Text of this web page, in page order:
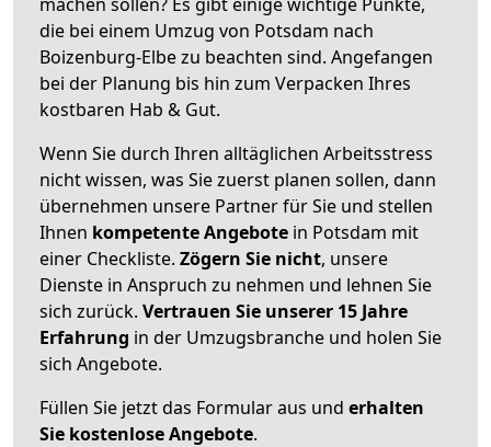
die bei einem Umzug von Potsdam nach
Boizenburg-Elbe zu beachten sind. Angefangen
bei der Planung bis hin zum Verpacken Ihres
kostbaren Hab & Gut.
Wenn Sie durch Ihren alltäglichen Arbeitsstress
nicht wissen, was Sie zuerst planen sollen, dann
übernehmen unsere Partner für Sie und stellen
Ihnen kompetente Angebote in Potsdam mit
einer Checkliste. Zögern Sie nicht, unsere
Dienste in Anspruch zu nehmen und lehnen Sie
sich zurück. Vertrauen Sie unserer 15 Jahre
Erfahrung in der Umzugsbranche und holen Sie
sich Angebote.
Füllen Sie jetzt das Formular aus und erhalten
Sie kostenlose Angebote.